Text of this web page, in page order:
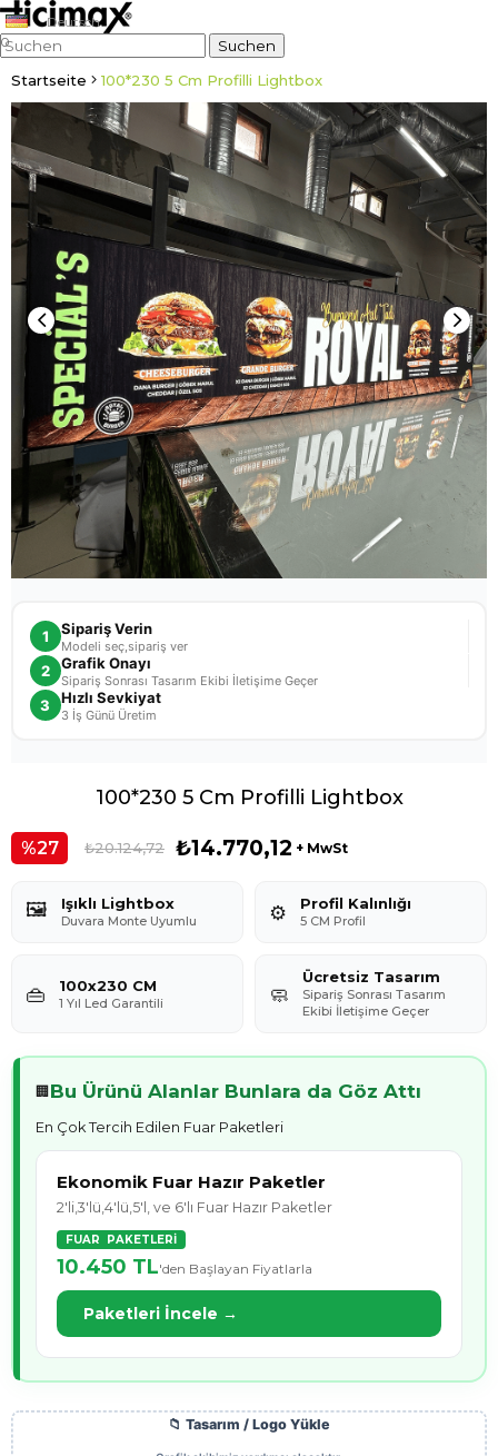
Deutsch
0
Startseite 100*230 5 Cm Profilli Lightbox
1 Sipariş Verin
Modeli seç,sipariş ver
2 Grafik Onayı
Sipariş Sonrası Tasarım Ekibi İletişime Geçer
3 Hızlı Sevkiyat
3 İş Günü Üretim
100*230 5 Cm Profilli Lightbox
27 ₺20.124,72 ₺14.770,12 + MwSt
🖼️ Işıklı Lightbox
Duvara Monte Uyumlu ⚙️ Profil Kalınlığı
5 CM Profil
👜 100x230 CM
1 Yıl Led Garantili 🧼
Ücretsiz Tasarım
Sipariş Sonrası Tasarım
Ekibi İletişime Geçer
🏢Bu Ürünü Alanlar Bunlara da Göz Attı
En Çok Tercih Edilen Fuar Paketleri
Ekonomik Fuar Hazır Paketler
2'li,3'lü,4'lü,5'l, ve 6'lı Fuar Hazır Paketler
FUAR PAKETLERİ
10.450 TL'den Başlayan Fiyatlarla
Paketleri İncele →